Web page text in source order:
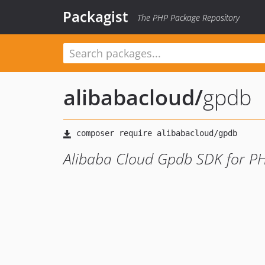
Packagist The PHP Package Repository
alibabacloud/gpdb
Alibaba Cloud Gpdb SDK for